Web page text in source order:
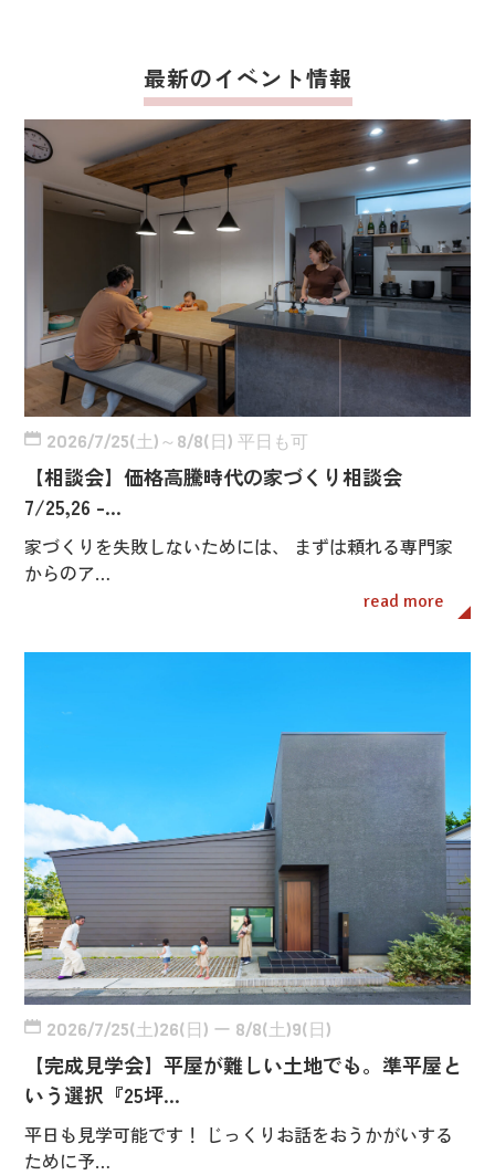
最新のイベント情報
2026/7/25(土)～8/8(日) 平日も可
【相談会】価格高騰時代の家づくり相談会
7/25,26 -…
家づくりを失敗しないためには、 まずは頼れる専門家
からのア…
read more
2026/7/25(土)26(日) ー 8/8(土)9(日)
【完成見学会】平屋が難しい土地でも。準平屋と
いう選択『25坪…
平日も見学可能です！ じっくりお話をおうかがいする
ために予…